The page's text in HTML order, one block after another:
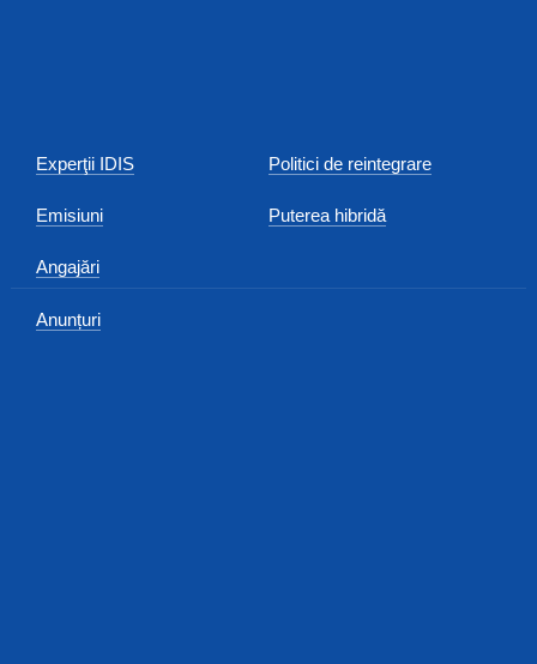
Experţii IDIS
Emisiuni
Angajări
Anunțuri
Politici de reintegrare
Puterea hibridă